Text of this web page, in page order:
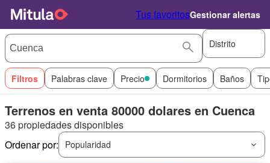
Tus favoritosGestionar alertas
Distrito
Filtros Palabras clave Precio Dormitorios Baños
Terrenos en venta 80000 dolares en Cuenca
36 propiedades disponibles
Ordenar por:
Popularidad